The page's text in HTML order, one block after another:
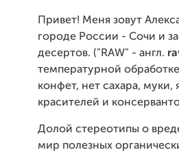
Привет! Меня зовут
городе России - Сочи и
десертов. ("RAW" - англ.
температурной
конфет, нет сахара,
красителей и
Долой стереотипы о
мир полезных